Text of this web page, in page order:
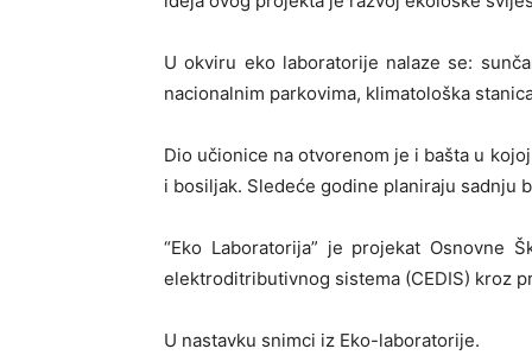
U okviru eko laboratorije nalaze se:
nacionalnim parkovima, klimatološka
Dio učionice na otvorenom je i bašta u
i bosiljak. Sledeće godine planiraju sadnju
“Eko Laboratorija” je projekat Osnovne
elektroditributivnog sistema (CEDIS) kroz
U nastavku snimci iz Eko-laboratorije.